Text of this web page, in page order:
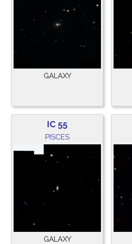
GALAXY
IC 55
PISCES
GALAXY